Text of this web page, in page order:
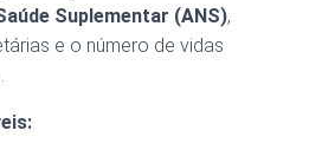
Suplementar (ANS),
e o número de vidas